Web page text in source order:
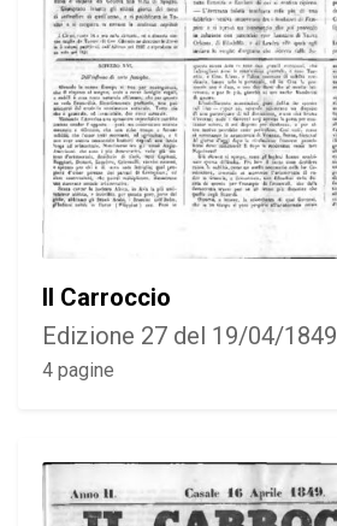
Il Carroccio
Edizione 27 del 19/04/1849
4 pagine